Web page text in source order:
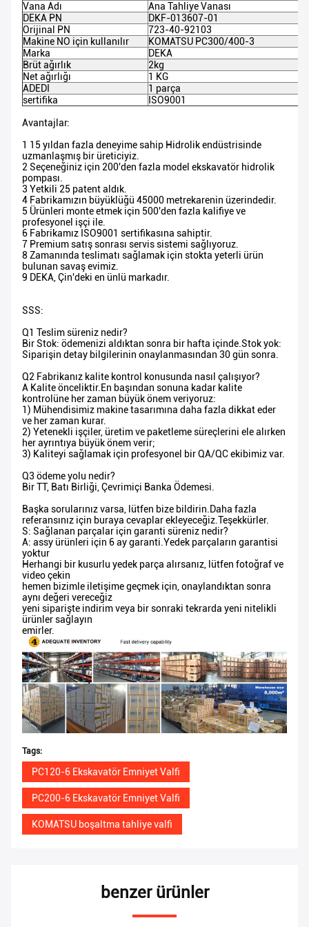
Vana Adı
Ana Tahliye Vanası
DEKA PN
DKF-013607-01
Orijinal PN
723-40-92103
Makine NO için kullanılır
KOMATSU PC300/400-3
Marka
DEKA
Brüt ağırlık
2kg
Net ağırlığı
1 KG
ADEDI
1 parça
sertifika
ISO9001
Avantajlar:
1 15 yıldan fazla deneyime sahip Hidrolik endüstrisinde
uzmanlaşmış bir üreticiyiz.
2 Seçeneğiniz için 200'den fazla model ekskavatör hidrolik
pompası.
3 Yetkili 25 patent aldık.
4 Fabrikamızın büyüklüğü 45000 metrekarenin üzerindedir.
5 Ürünleri monte etmek için 500'den fazla kalifiye ve
profesyonel işçi ile.
6 Fabrikamız ISO9001 sertifikasına sahiptir.
7 Premium satış sonrası servis sistemi sağlıyoruz.
8 Zamanında teslimatı sağlamak için stokta yeterli ürün
bulunan savaş evimiz.
9 DEKA, Çin'deki en ünlü markadır.
SSS:
Q1 Teslim süreniz nedir?
Bir Stok: ödemenizi aldıktan sonra bir hafta içinde.Stok yok:
Siparişin detay bilgilerinin onaylanmasından 30 gün sonra.
Q2 Fabrikanız kalite kontrol konusunda nasıl çalışıyor?
A Kalite önceliktir.En başından sonuna kadar kalite
kontrolüne her zaman büyük önem veriyoruz:
1) Mühendisimiz makine tasarımına daha fazla dikkat eder
ve her zaman kurar.
2) Yetenekli işçiler, üretim ve paketleme süreçlerini ele alırken
her ayrıntıya büyük önem verir;
3) Kaliteyi sağlamak için profesyonel bir QA/QC ekibimiz var.
Q3 ödeme yolu nedir?
Bir TT, Batı Birliği, Çevrimiçi Banka Ödemesi.
Başka sorularınız varsa, lütfen bize bildirin.Daha fazla
referansınız için buraya cevaplar ekleyeceğiz.Teşekkürler.
S: Sağlanan parçalar için garanti süreniz nedir?
A: assy ürünleri için 6 ay garanti.Yedek parçaların garantisi
yoktur
Herhangi bir kusurlu yedek parça alırsanız, lütfen fotoğraf ve
video çekin
hemen bizimle iletişime geçmek için, onaylandıktan sonra
aynı değeri vereceğiz
yeni siparişte indirim veya bir sonraki tekrarda yeni nitelikli
ürünler sağlayın
emirler.
Tags:
PC120-6 Ekskavatör Emniyet Valfi
PC200-6 Ekskavatör Emniyet Valfi
KOMATSU boşaltma tahliye valfi
benzer ürünler